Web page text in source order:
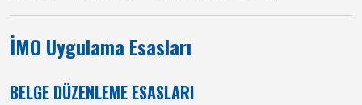
İMO Uygulama Esasları
BELGE DÜZENLEME ESASLARI